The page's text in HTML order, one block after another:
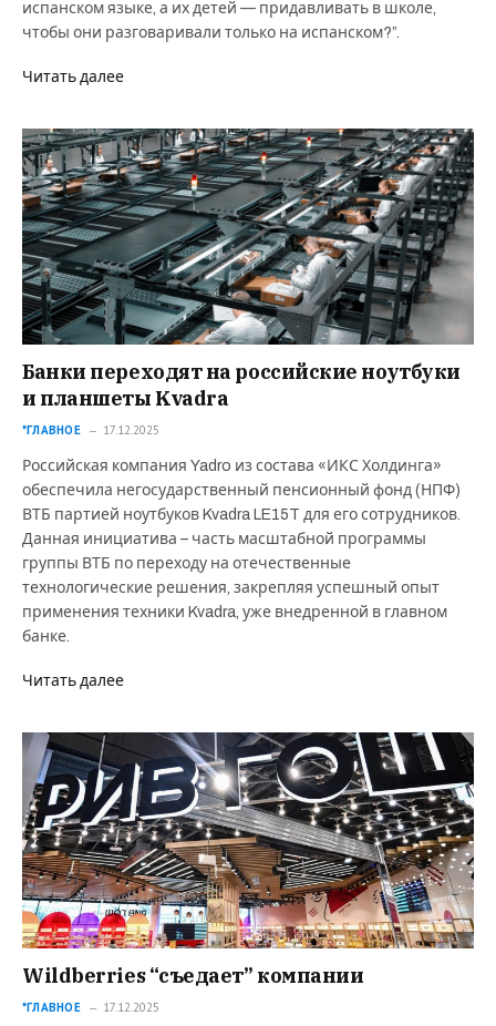
испанском языке, а их детей — придавливать в школе,
чтобы они разговаривали только на испанском?”.
Читать далее
Банки переходят на российские ноутбуки
и планшеты Kvadra
*ГЛАВНОЕ 17.12.2025
Российская компания Yadro из состава «ИКС Холдинга»
обеспечила негосударственный пенсионный фонд (НПФ)
ВТБ партией ноутбуков Kvadra LE15T для его сотрудников.
Данная инициатива – часть масштабной программы
группы ВТБ по переходу на отечественные
технологические решения, закрепляя успешный опыт
применения техники Kvadra, уже внедренной в главном
банке.
Читать далее
Wildberries “съедает” компании
*ГЛАВНОЕ 17.12.2025